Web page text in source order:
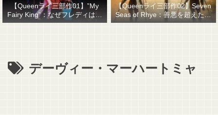
【Queenライ三部作01】”My
Fairy King”：なぜフレディはマ
ーキュリーと名乗ったのか？
【Queenライ三部作02】Seven
Seas of Rhye：善悪を超えたも
のを善悪で裁くということ
デーヴィー・マーハートミャ